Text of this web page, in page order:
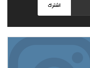
اشترك